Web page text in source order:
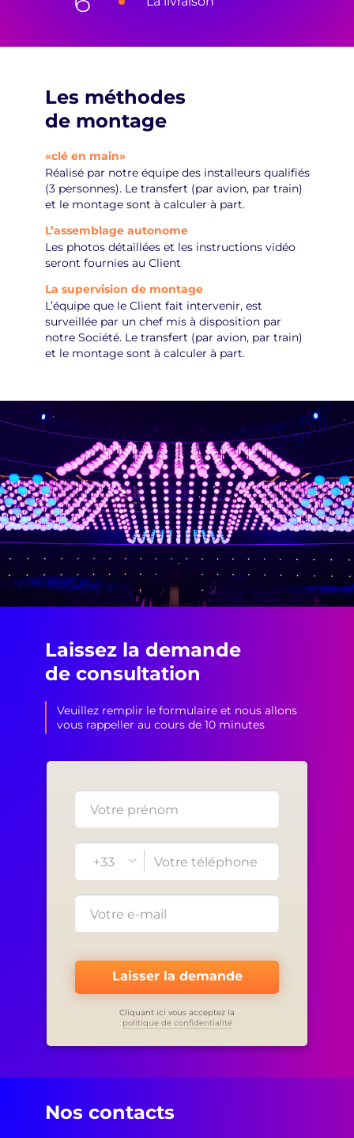
Les méthodes
de montage
«clé en main»
Réalisé par notre équipe des installeurs qualifiés
(3 personnes). Le transfert (par avion, par train)
et le montage sont à calculer à part.
L’assemblage autonome
Les photos détaillées et les instructions vidéo
seront fournies au Client
La supervision de montage
L’équipe que le Client fait intervenir, est
surveillée par un chef mis à disposition par
notre Société. Le transfert (par avion, par train)
et le montage sont à calculer à part.
Laissez la demande
de consultation
Veuillez remplir le formulaire et nous allons
vous rappeller au cours de 10 minutes
+33
Laisser la demande
Cliquant ici vous acceptez la
politique de confidentialité
Nos contacts